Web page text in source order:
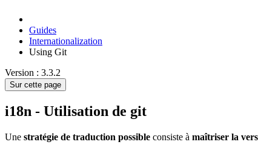
Guides
Internationalization
Using Git
Version : 3.3.2
Sur cette page
i18n - Utilisation de git
Une stratégie de traduction possible consiste à maîtriser la